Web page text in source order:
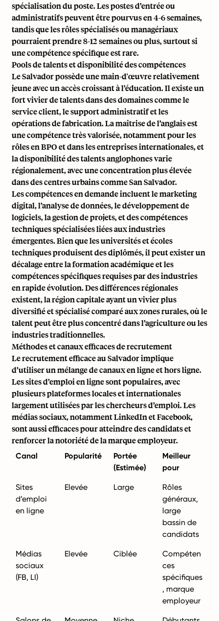
spécialisation du poste. Les postes d’entrée ou
administratifs peuvent être pourvus en 4-6 semaines,
tandis que les rôles spécialisés ou managériaux
pourraient prendre 8-12 semaines ou plus, surtout si
une compétence spécifique est rare.
Pools de talents et disponibilité des compétences
Le Salvador possède une main-d'œuvre relativement
jeune avec un accès croissant à l’éducation. Il existe un
fort vivier de talents dans des domaines comme le
service client, le support administratif et les
opérations de fabrication. La maîtrise de l’anglais est
une compétence très valorisée, notamment pour les
rôles en BPO et dans les entreprises internationales, et
la disponibilité des talents anglophones varie
régionalement, avec une concentration plus élevée
dans des centres urbains comme San Salvador.
Les compétences en demande incluent le marketing
digital, l’analyse de données, le développement de
logiciels, la gestion de projets, et des compétences
techniques spécialisées liées aux industries
émergentes. Bien que les universités et écoles
techniques produisent des diplômés, il peut exister un
décalage entre la formation académique et les
compétences spécifiques requises par des industries
en rapide évolution. Des différences régionales
existent, la région capitale ayant un vivier plus
diversifié et spécialisé comparé aux zones rurales, où le
talent peut être plus concentré dans l’agriculture ou les
industries traditionnelles.
Méthodes et canaux efficaces de recrutement
Le recrutement efficace au Salvador implique
d’utiliser un mélange de canaux en ligne et hors ligne.
Les sites d’emploi en ligne sont populaires, avec
plusieurs plateformes locales et internationales
largement utilisées par les chercheurs d’emploi. Les
médias sociaux, notamment LinkedIn et Facebook,
sont aussi efficaces pour atteindre des candidats et
renforcer la notoriété de la marque employeur.
Canal Popularité
Portée
(Estimée)
Meilleur
pour
Sites
d’emploi
en ligne
Elevée Large
Rôles
généraux,
large
bassin de
candidats
Médias
sociaux
(FB, LI)
Elevée Ciblée
Compéten
ces
spécifiques
, marque
employeur